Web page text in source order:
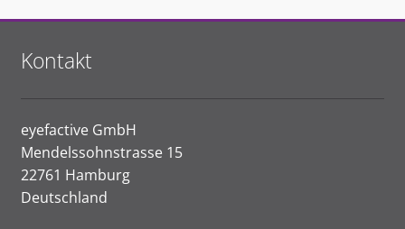
Kontakt
eyefactive GmbH
Mendelssohnstrasse 15
22761 Hamburg
Deutschland